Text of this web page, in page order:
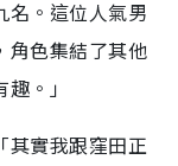
名。這位人氣男
角色集結了其他
。」
其實我跟窪田正